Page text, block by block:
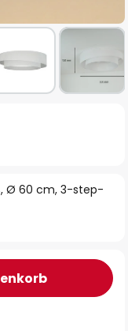
Ø 60 cm, 3-step-